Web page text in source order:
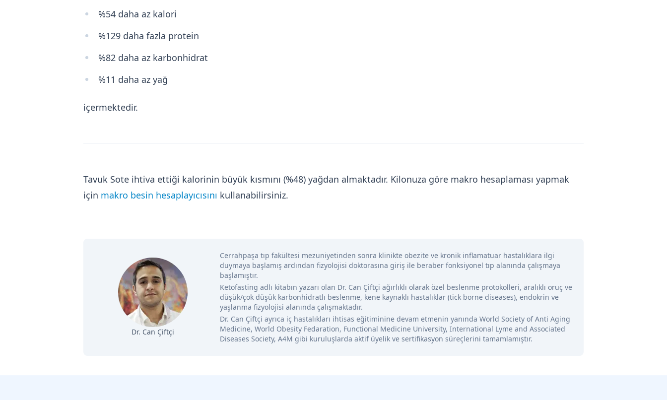
%54 daha az kalori
%129 daha fazla protein
%82 daha az karbonhidrat
%11 daha az yağ
içermektedir.
Tavuk Sote ihtiva ettiği kalorinin büyük kısmını (%48) yağdan almaktadır. Kilonuza göre makro hesaplaması yapmak
için makro besin hesaplayıcısını kullanabilirsiniz.
Dr. Can Çiftçi
Cerrahpaşa tıp fakültesi mezuniyetinden sonra klinikte obezite ve kronik inflamatuar hastalıklara ilgi
duymaya başlamış ardından fizyolojisi doktorasına giriş ile beraber fonksiyonel tıp alanında çalışmaya
başlamıştır.
Ketofasting adlı kitabın yazarı olan Dr. Can Çiftçi ağırlıklı olarak özel beslenme protokolleri, aralıklı oruç ve
düşük/çok düşük karbonhidratlı beslenme, kene kaynaklı hastalıklar (tick borne diseases), endokrin ve
yaşlanma fizyolojisi alanında çalışmaktadır.
Dr. Can Çiftçi ayrıca iç hastalıkları ihtisas eğitiminine devam etmenin yanında World Society of Anti Aging
Medicine, World Obesity Fedaration, Functional Medicine University, International Lyme and Associated
Diseases Society, A4M gibi kuruluşlarda aktif üyelik ve sertifikasyon süreçlerini tamamlamıştır.